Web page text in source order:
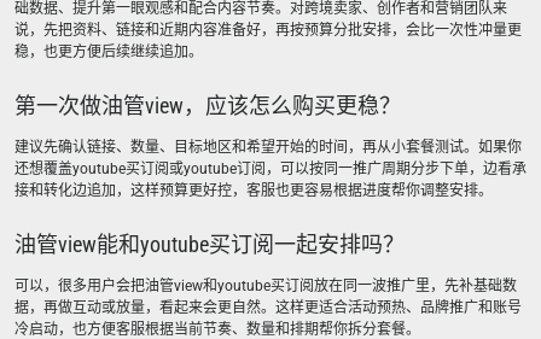
础数据、提升第一眼观感和配合内容节奏。对跨境卖家、创作者和营销团队来
说，先把资料、链接和近期内容准备好，再按预算分批安排，会比一次性冲量更
稳，也更方便后续继续追加。
第一次做油管view，应该怎么购买更稳？
建议先确认链接、数量、目标地区和希望开始的时间，再从小套餐测试。如果你
还想覆盖youtube买订阅或youtube订阅，可以按同一推广周期分步下单，边看承
接和转化边追加，这样预算更好控，客服也更容易根据进度帮你调整安排。
油管view能和youtube买订阅一起安排吗？
可以，很多用户会把油管view和youtube买订阅放在同一波推广里，先补基础数
据，再做互动或放量，看起来会更自然。这样更适合活动预热、品牌推广和账号
冷启动，也方便客服根据当前节奏、数量和排期帮你拆分套餐。